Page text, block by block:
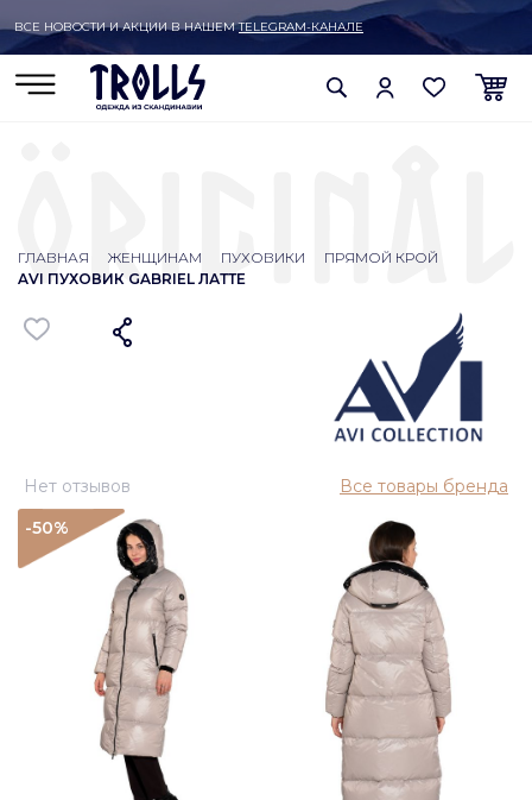
ВСЕ НОВОСТИ И АКЦИИ В НАШЕМTELEGRAM-КАНАЛЕ
ГЛАВНАЯ ЖЕНЩИНАМ ПУХОВИКИ
ПРЯМОЙ КРОЙ
AVI ПУХОВИК GABRIEL ЛАТТЕ
Нет отзывов
Все товары бренда
-50%